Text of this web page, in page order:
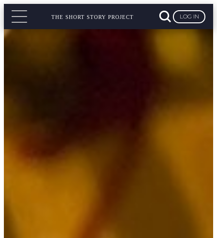
THE SHORT STORY PROJECT LOG IN